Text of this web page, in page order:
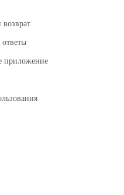
возврат
приложение